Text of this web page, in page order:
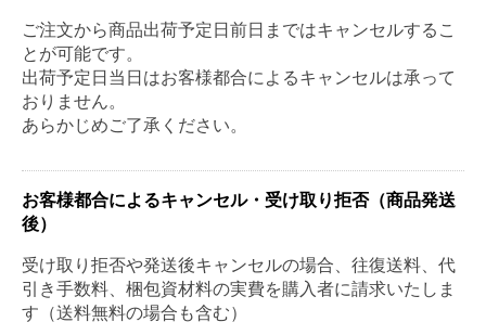
ご注文から商品出荷予定日前日まではキャンセルするこ
とが可能です。
出荷予定日当日はお客様都合によるキャンセルは承って
おりません。
あらかじめご了承ください。
お客様都合によるキャンセル・受け取り拒否（商品発送
後）
受け取り拒否や発送後キャンセルの場合、往復送料、代
引き手数料、梱包資材料の実費を購入者に請求いたしま
す（送料無料の場合も含む）